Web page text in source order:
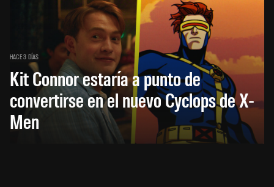
HACE 3 DÍAS
Kit Connor estaría a punto de
convertirse en el nuevo Cyclops de X-
Men